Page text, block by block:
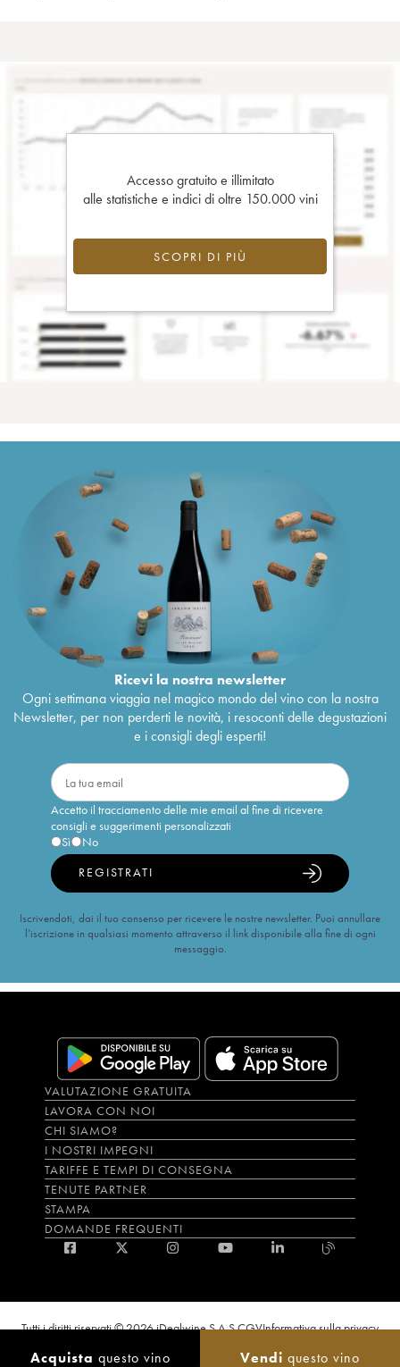
Acquista questo vino Vendi questo vino
Accesso gratuito e illimitato
alle statistiche e indici di oltre 150.000 vini
SCOPRI DI PIÙ
Ricevi la nostra newsletter
Ogni settimana viaggia nel magico mondo del vino con la nostra
Newsletter, per non perderti le novità, i resoconti delle degustazioni
e i consigli degli esperti!
Accetto il tracciamento delle mie email al fine di ricevere
consigli e suggerimenti personalizzati
Sì
No
REGISTRATI
Iscrivendoti, dai il tuo consenso per ricevere le nostre newsletter. Puoi annullare
l’iscrizione in qualsiasi momento attraverso il link disponibile alla fine di ogni
messaggio.
VALUTAZIONE GRATUITA
LAVORA CON NOI
CHI SIAMO?
I NOSTRI IMPEGNI
TARIFFE E TEMPI DI CONSEGNA
TENUTE PARTNER
STAMPA
DOMANDE FREQUENTI
Tutti i diritti riservati © 2026 iDealwine S.A.S.CGVInformativa sulla privacy
sito e dei servizi annessi è riservato solo agli utenti maggiorenni.